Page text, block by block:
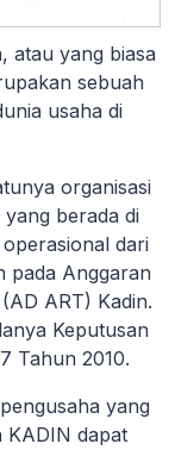
atau yang biasa
sebuah
usaha di
organisasi
berada di
dari
pada Anggaran
ART) Kadin.
Keputusan
Tahun 2010.
yang
KADIN dapat